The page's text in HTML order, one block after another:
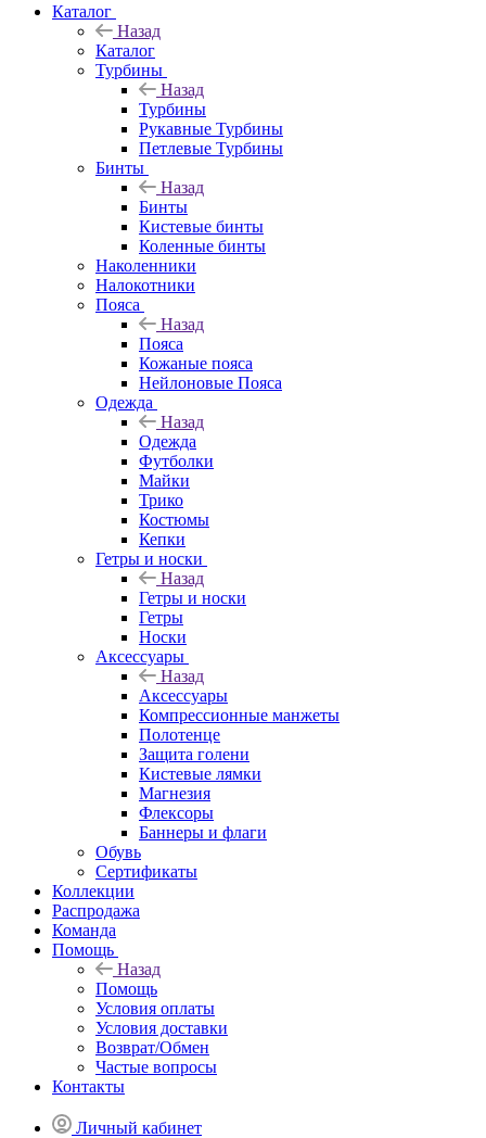
Каталог
Назад
Каталог
Турбины
Назад
Турбины
Рукавные Турбины
Петлевые Турбины
Бинты
Назад
Бинты
Кистевые бинты
Коленные бинты
Наколенники
Налокотники
Пояса
Назад
Пояса
Кожаные пояса
Нейлоновые Пояса
Одежда
Назад
Одежда
Футболки
Майки
Трико
Костюмы
Кепки
Гетры и носки
Назад
Гетры и носки
Гетры
Носки
Аксессуары
Назад
Аксессуары
Компрессионные манжеты
Полотенце
Защита голени
Кистевые лямки
Магнезия
Флексоры
Баннеры и флаги
Обувь
Сертификаты
Коллекции
Распродажа
Команда
Помощь
Назад
Помощь
Условия оплаты
Условия доставки
Возврат/Обмен
Частые вопросы
Контакты
Личный кабинет